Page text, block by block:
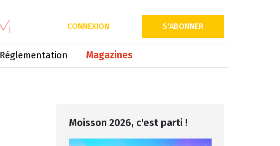
CONNEXION S'ABONNER
Réglementation Magazines
Moisson 2026, c'est parti !